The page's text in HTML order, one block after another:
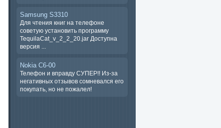
Samsung S3310
Для чтения книг на телефоне
советую установить программу
TequilaCat_v_2_2_20.jar Доступна
версия ...
Nokia C6-00
Телефон и вправду СУПЕР!! Из-за
негативных отзывов сомневался его
покупать, но не пожалел!